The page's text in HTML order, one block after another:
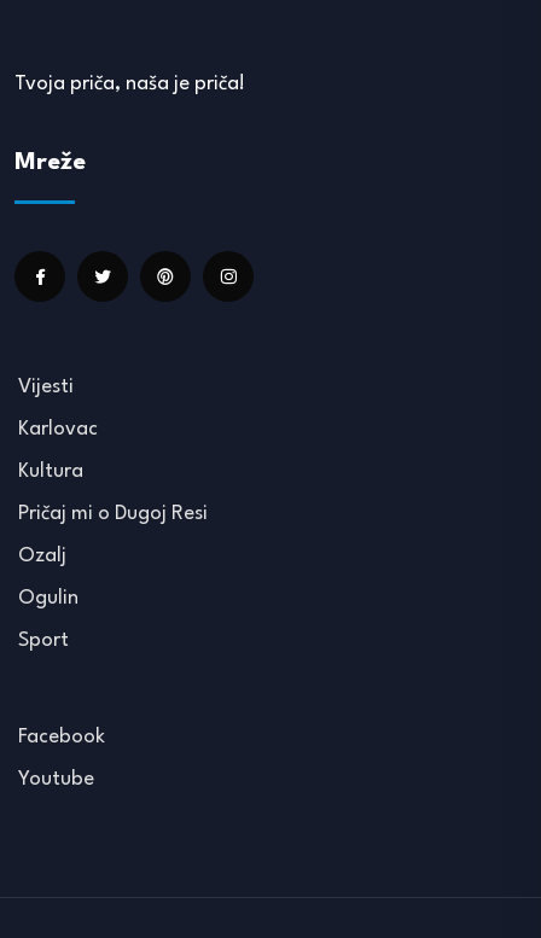
Tvoja priča, naša je priča!
Mreže
Vijesti
Karlovac
Kultura
Pričaj mi o Dugoj Resi
Ozalj
Ogulin
Sport
Facebook
Youtube